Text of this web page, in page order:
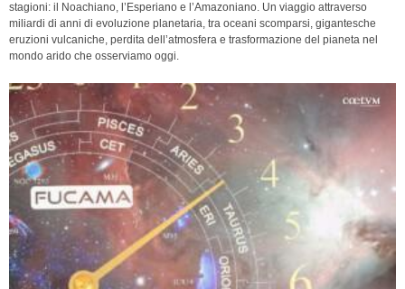
stagioni: il Noachiano, l’Esperiano e l’Amazoniano. Un viaggio attraverso
miliardi di anni di evoluzione planetaria, tra oceani scomparsi, gigantesche
eruzioni vulcaniche, perdita dell’atmosfera e trasformazione del pianeta nel
mondo arido che osserviamo oggi.